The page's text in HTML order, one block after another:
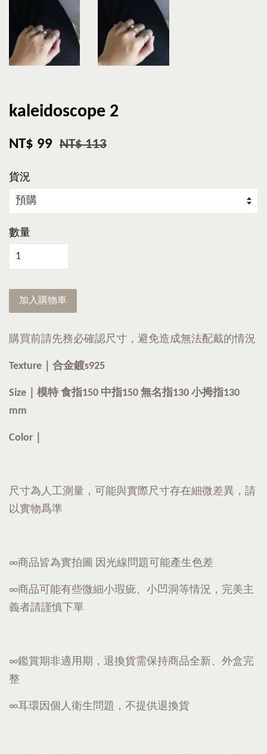
kaleidoscope 2
NT$ 99 NT$ 113
貨況
數量
加入購物車
購買前請先務必確認尺寸，避免造成無法配戴的情況
Texture｜ 合金鍍s925
Size｜模特 食指150 中指150 無名指130 小拇指130
mm
Color｜
尺寸為人工測量，可能與實際尺寸存在細微差異，請
以實物爲準
∞商品皆為實拍圖 因光線問題可能產生色差
∞商品可能有些微細小瑕疵、小凹洞等情況，完美主
義者請謹慎下單
∞鑑賞期非適用期，退換貨需保持商品全新、外盒完
整
∞耳環因個人衛生問題，不提供退換貨